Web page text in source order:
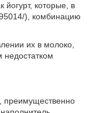
йогурт, которые, в
), комбинацию
их в молоко,
недостатком
преимущественно